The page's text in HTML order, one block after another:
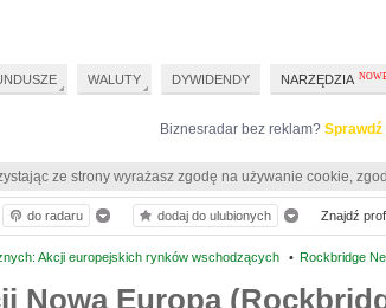
Biznesradar bez reklam? Sprawdź
ze strony wyrażasz zgodę na używanie cookie,
Akcji europejskich rynków wschodzących • Rockbridge
Nowa Europa
do radaru dodaj do ulubionych Znajdź
WALUTY DYWIDENDY NARZĘDZIA